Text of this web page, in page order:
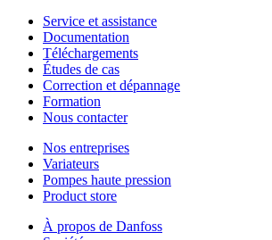
Service et assistance
Documentation
Téléchargements
Études de cas
Correction et dépannage
Formation
Nous contacter
Nos entreprises
Variateurs
Pompes haute pression
Product store
À propos de Danfoss